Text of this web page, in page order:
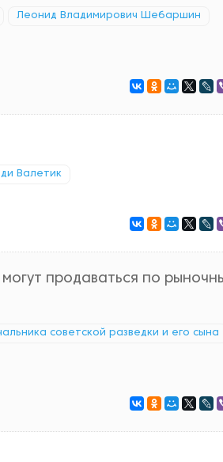
Леонид Владимирович Шебаршин
Валетик
продаваться по
советской разведки и его сына